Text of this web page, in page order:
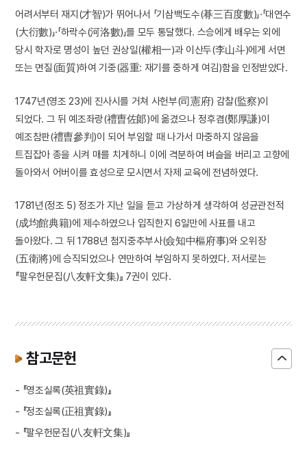
어려서부터 재지(才智)가 뛰어나서 「기삼백도수(朞三百度數)」·「대연수
(大衍數)」·「하락수(河洛數)」를 모두 통달했다. 스승에게 배우는 외에
당시 학자로 명성이 높던 권상일(權相一)과 이산두(李山斗)에게 서면
또는 면질(面質)하여 기중(器重: 재기를 중하게 여김)함을 인정받았다.
1747년(영조 23)에 진사시를 거쳐 사헌부(司憲府) 감찰(監察)이
되었다. 그 뒤 예조좌랑(禮曺佐郞)에 옮겼으나 정후겸(鄭厚謙)이
예조참판(禮曺參判)이 되어 부임할 때 나가서 마중하지 않음을
트집잡아 종을 시켜 매를 치게하니 이에 격분하여 벼슬을 버리고 고향에
돌아와서 어버이를 효성으로 모시면서 자제 교육에 전념하였다.
1781년(정조 5) 정조가 지난 일을 듣고 가상하게 생각하여 성균관전적
(成均館典籍)에 제수하였으나 입직한지 6일만에 사표를 내고
돌아왔다. 그 뒤 1788년 첨지중추부사(僉知中樞府事)와 오위장
(五衛將)에 승직되었으나 연만하여 부임하지 못하였다. 저서로는
『팔우헌문집(八友軒文集)』 7권이 있다.
참고문헌
- 『영조실록(英祖實錄)』
- 『정조실록(正祖實錄)』
- 『팔우헌문집(八友軒文集)』